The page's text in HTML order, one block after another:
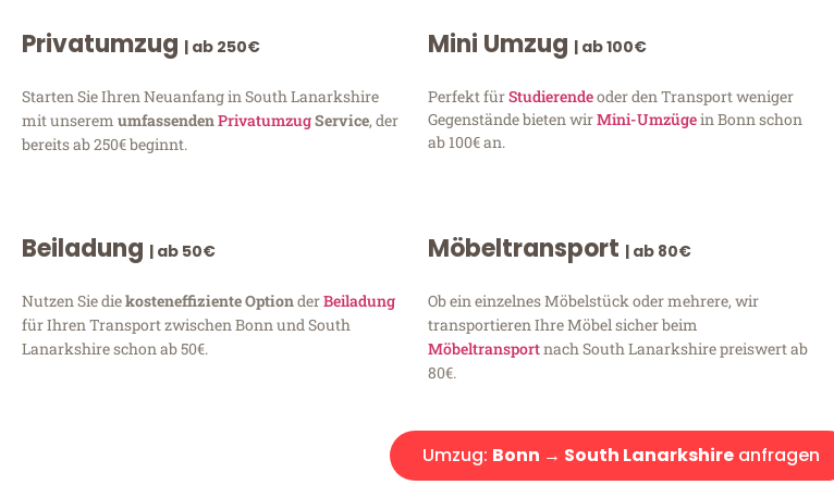
Privatumzug | ab 250€
Starten Sie Ihren Neuanfang in South Lanarkshire
mit unserem umfassendenPrivatumzugService, der
bereits ab 250€ beginnt.
Mini Umzug | ab 100€
Perfekt fürStudierendeoder den Transport weniger
Gegenstände bieten wirMini-Umzügein Bonn schon
ab 100€ an.
Beiladung | ab 50€
Nutzen Sie diekosteneffiziente OptionderBeiladung
für Ihren Transport zwischen Bonn und South
Lanarkshire schon ab 50€.
Möbeltransport | ab 80€
Ob ein einzelnes Möbelstück oder mehrere, wir
transportieren Ihre Möbel sicher beim
Möbeltransportnach South Lanarkshire preiswert ab
80€.
Umzug: Bonn → South Lanarkshireanfragen